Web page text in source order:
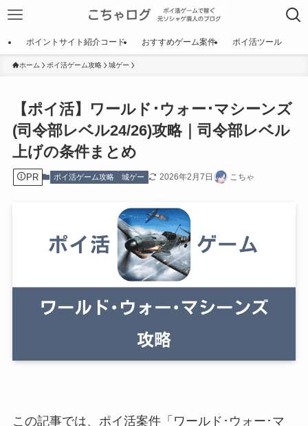
ポイントサイト紹介コード おすすめゲーム案件 ポイ活ツール
ホーム ポイ活ゲーム攻略 城ゲー
【ポイ活】ワールド･ウォー･マシーンズ
(司令部レベル24/26)攻略｜司令部レベル
上げの条件まとめ
PR ポイ活ゲーム攻略 城ゲー 2026年2月7日 こちゃ
この記事では、ポイ活案件「ワールド･ウォー･マ